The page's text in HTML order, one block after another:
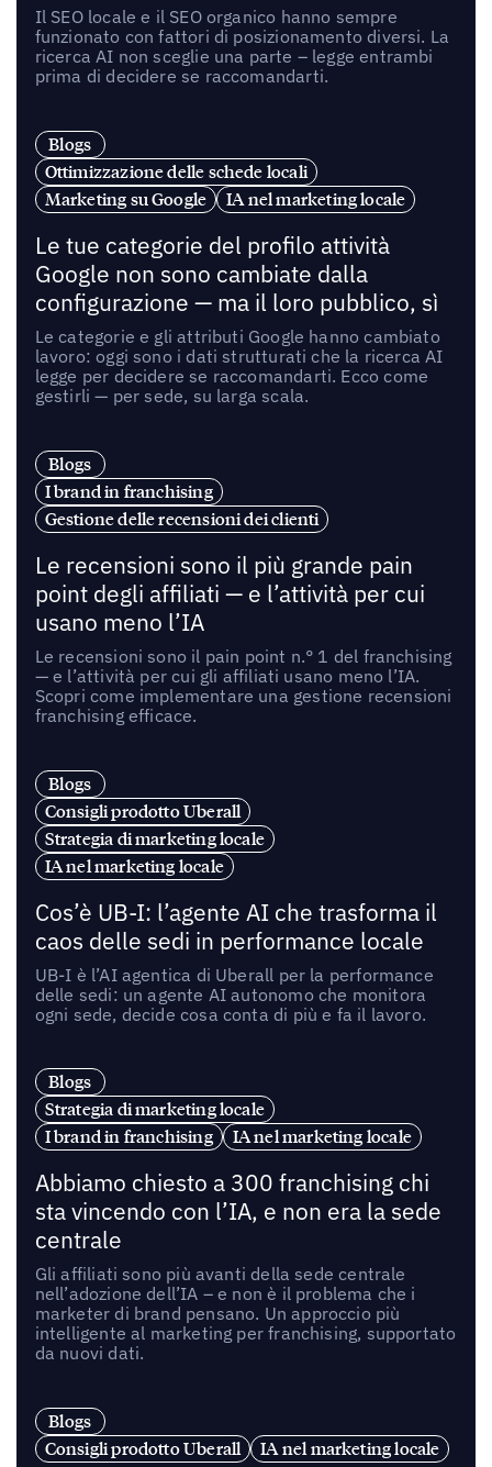
Il SEO locale e il SEO organico hanno sempre
funzionato con fattori di posizionamento diversi. La
ricerca AI non sceglie una parte – legge entrambi
prima di decidere se raccomandarti.
Blogs
Ottimizzazione delle schede locali
Marketing su Google
IA nel marketing locale
Le tue categorie del profilo attività
Google non sono cambiate dalla
configurazione — ma il loro pubblico, sì
Le categorie e gli attributi Google hanno cambiato
lavoro: oggi sono i dati strutturati che la ricerca AI
legge per decidere se raccomandarti. Ecco come
gestirli — per sede, su larga scala.
Blogs
I brand in franchising
Gestione delle recensioni dei clienti
Le recensioni sono il più grande pain
point degli affiliati — e l’attività per cui
usano meno l’IA
Le recensioni sono il pain point n.° 1 del franchising
— e l’attività per cui gli affiliati usano meno l’IA.
Scopri come implementare una gestione recensioni
franchising efficace.
Blogs
Consigli prodotto Uberall
Strategia di marketing locale
IA nel marketing locale
Cos’è UB-I: l’agente AI che trasforma il
caos delle sedi in performance locale
UB-I è l’AI agentica di Uberall per la performance
delle sedi: un agente AI autonomo che monitora
ogni sede, decide cosa conta di più e fa il lavoro.
Blogs
Strategia di marketing locale
I brand in franchising
IA nel marketing locale
Abbiamo chiesto a 300 franchising chi
sta vincendo con l’IA, e non era la sede
centrale
Gli affiliati sono più avanti della sede centrale
nell’adozione dell’IA – e non è il problema che i
marketer di brand pensano. Un approccio più
intelligente al marketing per franchising, supportato
da nuovi dati.
Blogs
Consigli prodotto Uberall
IA nel marketing locale